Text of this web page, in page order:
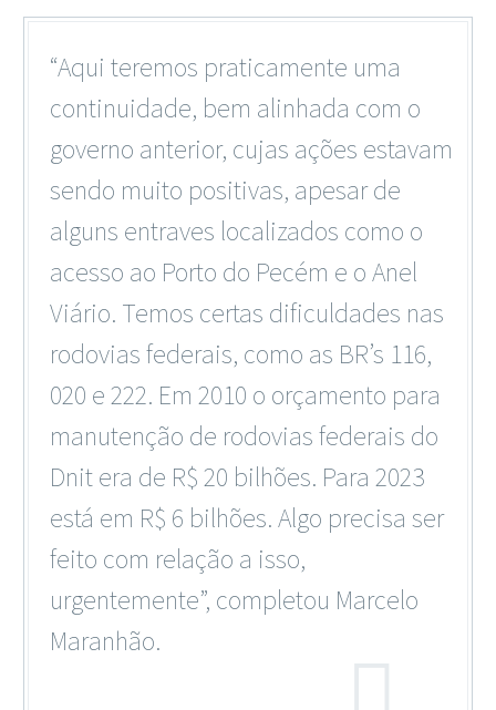
“Aqui teremos praticamente uma
continuidade, bem alinhada com o
governo anterior, cujas ações estavam
sendo muito positivas, apesar de
alguns entraves localizados como o
acesso ao Porto do Pecém e o Anel
Viário. Temos certas dificuldades nas
rodovias federais, como as BR’s 116,
020 e 222. Em 2010 o orçamento para
manutenção de rodovias federais do
Dnit era de R$ 20 bilhões. Para 2023
está em R$ 6 bilhões. Algo precisa ser
feito com relação a isso,
urgentemente”, completou Marcelo
Maranhão.